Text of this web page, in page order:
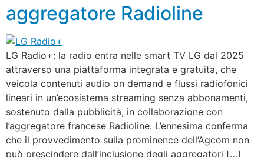
aggregatore Radioline
LG Radio+: la radio entra nelle smart TV LG dal 2025
attraverso una piattaforma integrata e gratuita, che
veicola contenuti audio on demand e flussi radiofonici
lineari in un’ecosistema streaming senza abbonamenti,
sostenuto dalla pubblicità, in collaborazione con
l’aggregatore francese Radioline. L’ennesima conferma
che il provvedimento sulla prominence dell’Agcom non
può prescindere dall’inclusione degli aggregatori […]